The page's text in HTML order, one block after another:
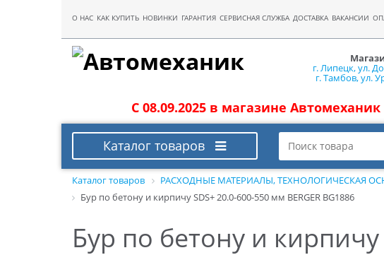
О НАС КАК КУПИТЬ НОВИНКИ ГАРАНТИЯ СЕРВИСНАЯ СЛУЖБА ДОСТАВКА ВАКАНСИИ
г. Липецк, ул.
г. Тамбов, ул.
С 08.09.2025 в магазине
Каталог товаров
Каталог товаров РАСХОДНЫЕ МАТЕРИАЛЫ, ТЕХНОЛОГИЧЕСКАЯ
Бур по бетону и кирпичу SDS+ 20.0-600-550 мм BERGER BG1886
Бур по бетону и